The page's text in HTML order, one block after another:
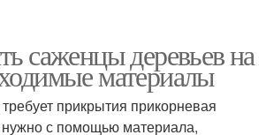
саженцы деревьев на
материалы
прикрытия прикорневая
нужно с помощью материала,